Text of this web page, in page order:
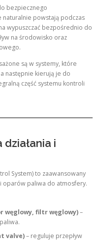
bezpiecznego
powstają podczas
wypuszczać bezpośrednio do
na środowisko oraz
są w systemy, które
następnie kierują je do
część systemu kontroli
działania i
System) to zaawansowany
oparów paliwa do atmosfery.
węglowy, filtr węglowy)–
valve)– reguluje przepływ